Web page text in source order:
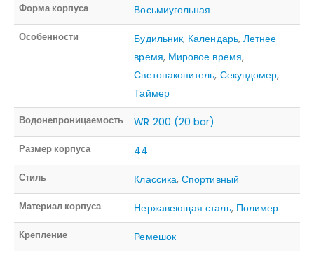
Форма корпуса Восьмиугольная
Особенности Будильник, Календарь, Летнее
время, Мировое время,
Светонакопитель, Секундомер,
Таймер
Водонепроницаемость WR 200 (20 bar)
Размер корпуса 44
Стиль Классика,Спортивный
Материал корпуса Нержавеющая сталь, Полимер
Крепление Ремешок